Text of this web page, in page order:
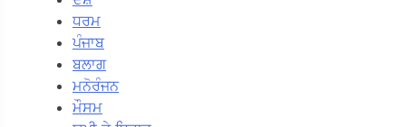
ਧਰਮ
ਪੰਜਾਬ
ਬਲਾਗ
ਮਨੋਰੰਜਨ
ਮੌਸਮ